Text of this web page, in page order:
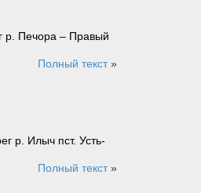
р. Печора – Правый
Полный текст»
р. Илыч пст. Усть-
Полный текст»